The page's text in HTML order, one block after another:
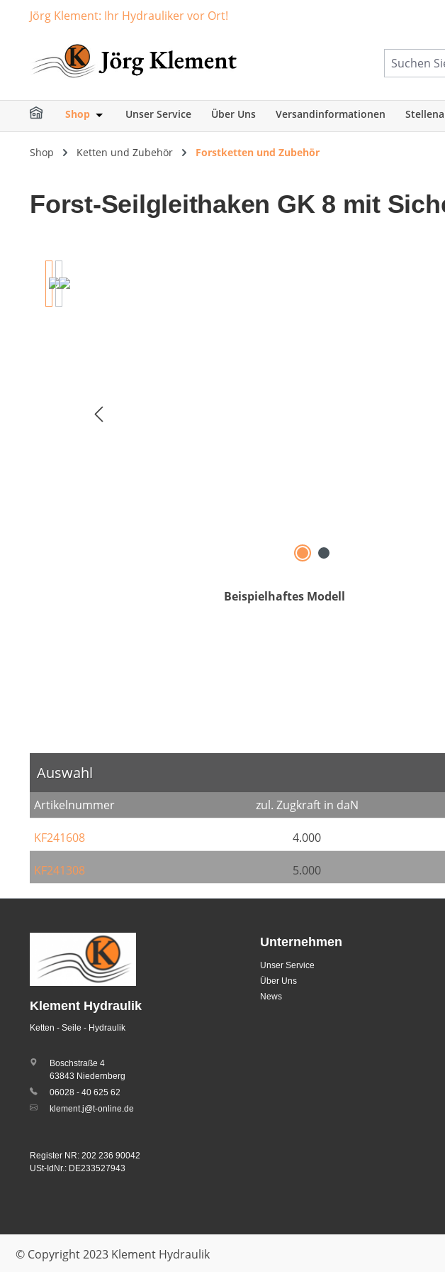
Zur Hauptnavigation springen
Jörg Klement: Ihr Hydrauliker vor Ort!
Shop Öffne oder Schließe das Dropdown der Kategorie Shop
Unser Service Über Uns Versandinformationen
Shop Ketten und Zubehör Forstketten und Zubehör
Forst-Seilgleithaken GK 8 mit
Beispielhaftes Modell
Auswahl
Artikelnummer zul. Zugkraft in daN
KF241608 4.000
KF241308 5.000
Klement Hydraulik
Ketten - Seile - Hydraulik
Boschstraße 4
63843 Niedernberg
06028 - 40 625 62
klement.j@t-online.de
Register NR: 202 236 90042
USt-IdNr.: DE233527943
Unternehmen
Unser Service
Über Uns
News
© Copyright 2023 Klement Hydraulik